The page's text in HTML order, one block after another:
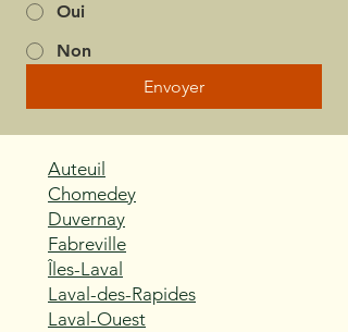
Oui
Non
Envoyer
Auteuil
Chomedey
Duvernay
Fabreville
Îles-Laval
Laval-des-Rapides
Laval-Ouest